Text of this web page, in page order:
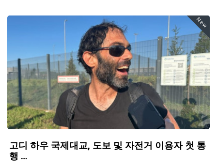
New
고디 하우 국제대교, 도보 및 자전거 이용자 첫 통
행 …